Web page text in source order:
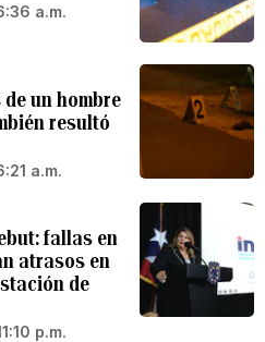
a.m.
un hombre
resultó
a.m.
fallas en
atrasos en
de
p.m.